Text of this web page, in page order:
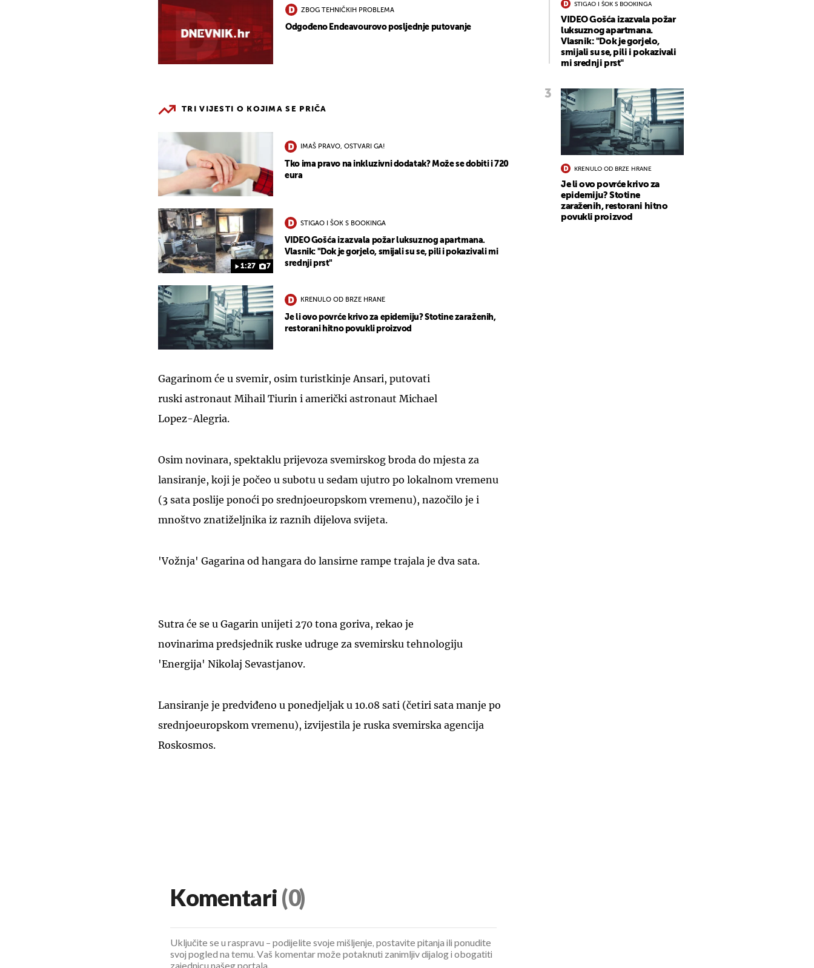
ZBOG TEHNIČKIH PROBLEMA
Odgođeno Endeavourovo posljednje putovanje
TRI VIJESTI O KOJIMA SE PRIČA
IMAŠ PRAVO, OSTVARI GA!
Tko ima pravo na inkluzivni dodatak? Može se dobiti i 720
eura
1:27 7
STIGAO I ŠOK S BOOKINGA
VIDEO Gošća izazvala požar luksuznog apartmana.
Vlasnik: "Dok je gorjelo, smijali su se, pili i pokazivali mi
srednji prst"
KRENULO OD BRZE HRANE
Je li ovo povrće krivo za epidemiju? Stotine zaraženih,
restorani hitno povukli proizvod
Gagarinom će u svemir, osim turistkinje Ansari, putovati
ruski astronaut Mihail Tiurin i američki astronaut Michael
Lopez-Alegria.
Osim novinara, spektaklu prijevoza svemirskog broda do mjesta za
lansiranje, koji je počeo u subotu u sedam ujutro po lokalnom vremenu
(3 sata poslije ponoći po srednjoeuropskom vremenu), nazočilo je i
mnoštvo znatiželjnika iz raznih dijelova svijeta.
'Vožnja' Gagarina od hangara do lansirne rampe trajala je dva sata.
Sutra će se u Gagarin unijeti 270 tona goriva, rekao je
novinarima predsjednik ruske udruge za svemirsku tehnologiju
'Energija' Nikolaj Sevastjanov.
Lansiranje je predviđeno u ponedjeljak u 10.08 sati (četiri sata manje po
srednjoeuropskom vremenu), izvijestila je ruska svemirska agencija
Roskosmos.
STIGAO I ŠOK S BOOKINGA
VIDEO Gošća izazvala požar
luksuznog apartmana.
Vlasnik: "Dok je gorjelo,
smijali su se, pili i pokazivali
mi srednji prst"
KRENULO OD BRZE HRANE
Je li ovo povrće krivo za
epidemiju? Stotine
zaraženih, restorani hitno
povukli proizvod
Komentari (0)
Uključite se u raspravu – podijelite svoje mišljenje, postavite pitanja ili ponudite
svoj pogled na temu. Vaš komentar može potaknuti zanimljiv dijalog i obogatiti
UKLJUČITE NOTIFIKACIJE